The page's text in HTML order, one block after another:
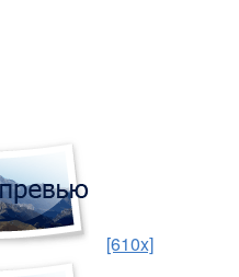
[610x]